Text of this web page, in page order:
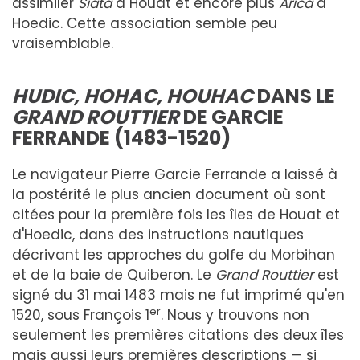
Hoedic. Cette association semble peu
vraisemblable.
HUDIC, HOHAC, HOUHACDANS LE
GRAND ROUTTIERDE GARCIE
FERRANDE (1483-1520)
Le navigateur Pierre Garcie Ferrande a laissé à
la postérité le plus ancien document où sont
citées pour la première fois les îles de Houat et
d'Hoedic, dans des instructions nautiques
décrivant les approches du golfe du Morbihan
et de la baie de Quiberon. Le Grand Routtierest
signé du 31 mai 1483 mais ne fut imprimé qu'en
1520, sous François 1er. Nous y trouvons non
seulement les premières citations des deux îles
mais aussi leurs premières descriptions — si